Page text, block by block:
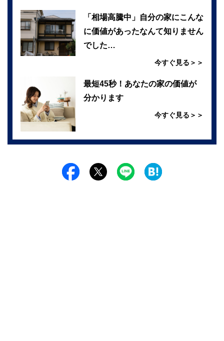
「相場高騰中」自分の家にこんな
に価値があったなんて知りません
でした…
今すぐ見る＞＞
最短45秒！あなたの家の価値が
分かります
今すぐ見る＞＞